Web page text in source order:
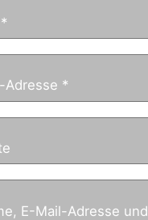
*
Adresse *
E-Mail-Adresse und